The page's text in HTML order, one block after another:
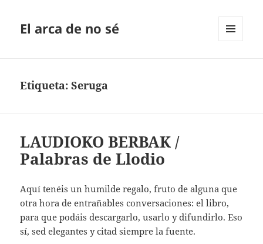
El arca de no sé
Etiqueta:Seruga
LAUDIOKO BERBAK /
Palabras de Llodio
Aquí tenéis un humilde regalo, fruto de alguna que
otra hora de entrañables conversaciones: el libro,
para que podáis descargarlo, usarlo y difundirlo. Eso
sí, sed elegantes y citad siempre la fuente.